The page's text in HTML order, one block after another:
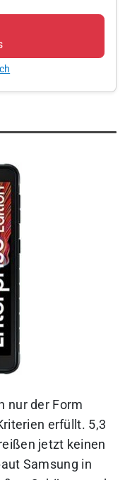
nur der Form
erfüllt. 5,3
jetzt keinen
Samsung in